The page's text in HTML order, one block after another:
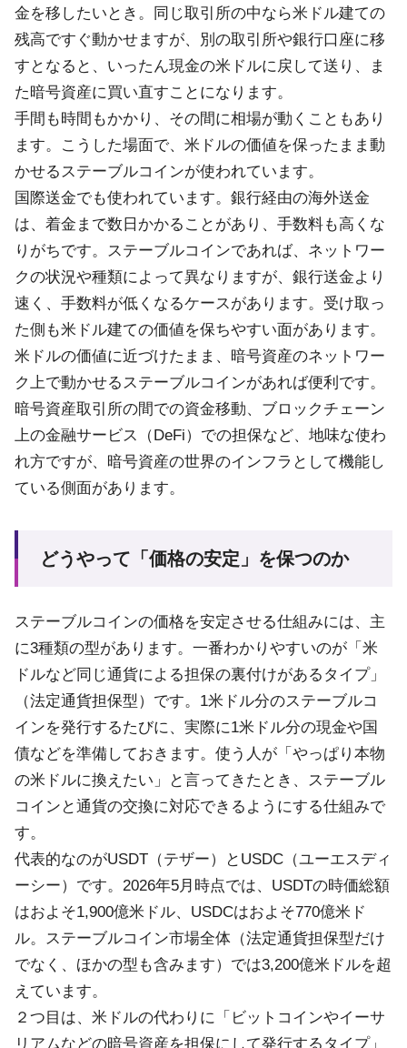
金を移したいとき。同じ取引所の中なら米ドル建ての
残高ですぐ動かせますが、別の取引所や銀行口座に移
すとなると、いったん現金の米ドルに戻して送り、ま
た暗号資産に買い直すことになります。
手間も時間もかかり、その間に相場が動くこともあり
ます。こうした場面で、米ドルの価値を保ったまま動
かせるステーブルコインが使われています。
国際送金でも使われています。銀行経由の海外送金
は、着金まで数日かかることがあり、手数料も高くな
りがちです。ステーブルコインであれば、ネットワー
クの状況や種類によって異なりますが、銀行送金より
速く、手数料が低くなるケースがあります。受け取っ
た側も米ドル建ての価値を保ちやすい面があります。
米ドルの価値に近づけたまま、暗号資産のネットワー
ク上で動かせるステーブルコインがあれば便利です。
暗号資産取引所の間での資金移動、ブロックチェーン
上の金融サービス（DeFi）での担保など、地味な使わ
れ方ですが、暗号資産の世界のインフラとして機能し
ている側面があります。
どうやって「価格の安定」を保つのか
ステーブルコインの価格を安定させる仕組みには、主
に3種類の型があります。一番わかりやすいのが「米
ドルなど同じ通貨による担保の裏付けがあるタイプ」
（法定通貨担保型）です。1米ドル分のステーブルコ
インを発行するたびに、実際に1米ドル分の現金や国
債などを準備しておきます。使う人が「やっぱり本物
の米ドルに換えたい」と言ってきたとき、ステーブル
コインと通貨の交換に対応できるようにする仕組みで
す。
代表的なのがUSDT（テザー）とUSDC（ユーエスディ
ーシー）です。2026年5月時点では、USDTの時価総額
はおよそ1,900億米ドル、USDCはおよそ770億米ド
ル。ステーブルコイン市場全体（法定通貨担保型だけ
でなく、ほかの型も含みます）では3,200億米ドルを超
えています。
２つ目は、米ドルの代わりに「ビットコインやイーサ
リアムなどの暗号資産を担保にして発行するタイプ」